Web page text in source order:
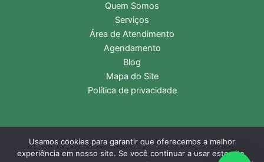
Quem Somos
Serviços
Área de Atendimento
Agendamento
Blog
Mapa do Site
Política de privacidade
Copyright © 2026 Assistência Técnica Lofra | Central de
Usamos cookies para garantir que oferecemos a melhor
experiência em nosso site. Se você continuar a usar este site,